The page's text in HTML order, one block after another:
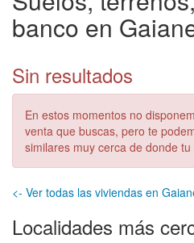
banco en
Sin resultados
En estos momentos no
venta que buscas, pero te
similares muy cerca de donde tu
<- Ver todas las viviendas en
Localidades más